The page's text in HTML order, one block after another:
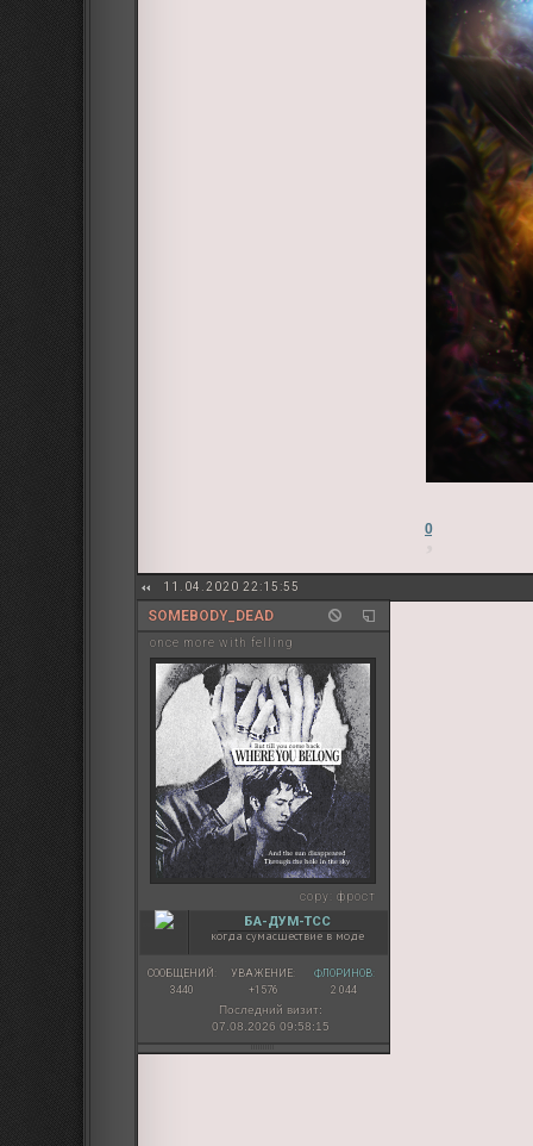
0
11.04.2020 22:15:55
SOMEBODY_DEAD
once more with felling
copy: фрост
БА-ДУМ-ТСС
когда сумасшествие в моде
СООБЩЕНИЙ:
3440
УВАЖЕНИЕ:
+1576
ФЛОРИНОВ:
2 044
Последний визит:
07.08.2026 09:58:15